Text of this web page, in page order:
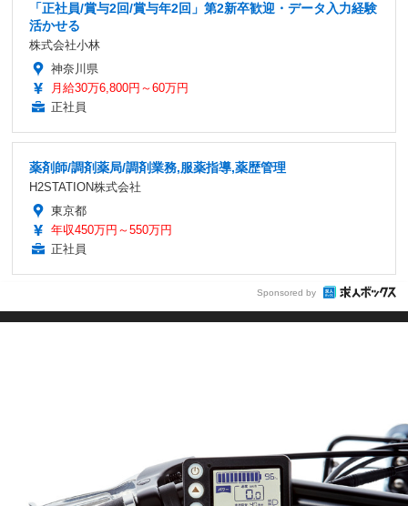
「正社員/賞与2回/賞与年2回」第2新卒歓迎・データ入力経験
活かせる
株式会社小林
神奈川県
月給30万6,800円～60万円
正社員
薬剤師/調剤薬局/調剤業務,服薬指導,薬歴管理
H2STATION株式会社
東京都
年収450万円～550万円
正社員
Sponsored by